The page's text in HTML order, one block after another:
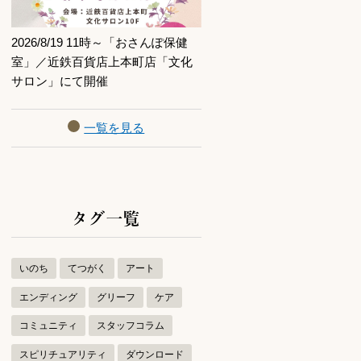
2026/8/19 11時～「おさんぽ保健
室」／近鉄百貨店上本町店「文化
サロン」にて開催
一覧を見る
タグ一覧
いのち てつがく アート
エンディング グリーフ ケア
コミュニティ スタッフコラム
スピリチュアリティ ダウンロード